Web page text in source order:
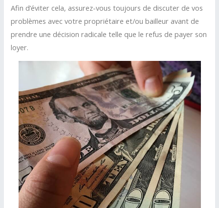
Afin d’éviter cela, assurez-vous toujours de discuter de vos
problèmes avec votre propriétaire et/ou bailleur avant de
prendre une décision radicale telle que le refus de payer son
loyer.